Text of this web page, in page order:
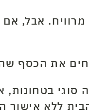
אבל,
את הכסף
בטחונות,
ללא